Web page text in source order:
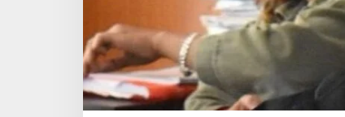
D
P
R
D
K
e
c